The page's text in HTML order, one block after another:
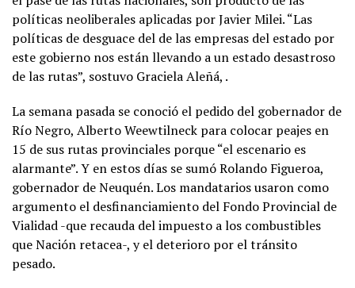
políticas neoliberales aplicadas por Javier Milei. “Las
políticas de desguace del de las empresas del estado por
este gobierno nos están llevando a un estado desastroso
de las rutas”, sostuvo Graciela Aleñá, .
La semana pasada se conoció el pedido del gobernador de
Río Negro, Alberto Weewtilneck para colocar peajes en
15 de sus rutas provinciales porque “el escenario es
alarmante”. Y en estos días se sumó Rolando Figueroa,
gobernador de Neuquén. Los mandatarios usaron como
argumento el desfinanciamiento del Fondo Provincial de
Vialidad -que recauda del impuesto a los combustibles
que Nación retacea-, y el deterioro por el tránsito
pesado.